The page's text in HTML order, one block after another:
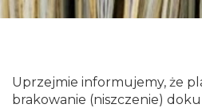
Uprzejmie informujemy, że
brakowanie (niszczenie)